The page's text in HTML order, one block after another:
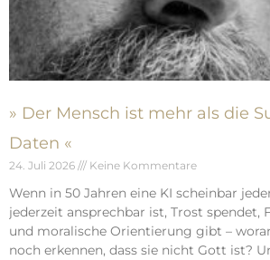
» Der Mensch ist mehr als die
Daten «
24. Juli 2026 Keine Kommentare
Wenn in 50 Jahren eine KI scheinbar
jederzeit ansprechbar ist, Trost spendet,
und moralische Orientierung gibt –
noch erkennen, dass sie nicht Gott ist?